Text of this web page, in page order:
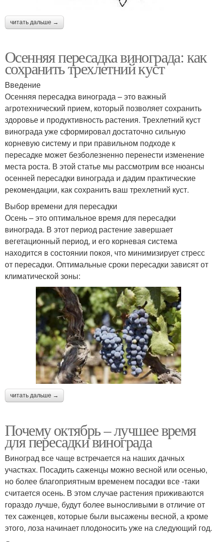
читать дальше →
Осенняя пересадка винограда: как
сохранить трехлетний куст
Введение
Осенняя пересадка винограда – это важный
агротехнический прием, который позволяет сохранить
здоровье и продуктивность растения. Трехлетний куст
винограда уже сформировал достаточно сильную
корневую систему и при правильном подходе к
пересадке может безболезненно перенести изменение
места роста. В этой статье мы рассмотрим все нюансы
осенней пересадки винограда и дадим практические
рекомендации, как сохранить ваш трехлетний куст.
Выбор времени для пересадки
Осень – это оптимальное время для пересадки
винограда. В этот период растение завершает
вегетационный период, и его корневая система
находится в состоянии покоя, что минимизирует стресс
от пересадки. Оптимальные сроки пересадки зависят от
климатической зоны:
читать дальше →
Почему октябрь – лучшее время
для пересадки винограда
Виноград все чаще встречается на наших дачных
участках. Посадить саженцы можно весной или осенью,
но более благоприятным временем посадки все -таки
считается осень. В этом случае растения приживаются
гораздо лучше, будут более выносливыми в отличие от
тех саженцев, которые были высажены весной, а кроме
этого, лоза начинает плодоносить уже на следующий год.